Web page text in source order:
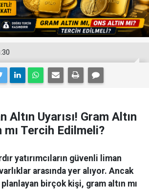
Altın Uyarısı! Gram Altın
mı Tercih Edilmeli?
yatırımcıların güvenli liman
arasında yer alıyor. Ancak
planlayan birçok kişi, gram altın mı